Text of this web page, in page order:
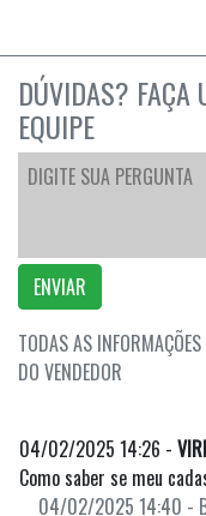
DÚVIDAS? FAÇA
EQUIPE
ENVIAR
TODAS AS
DO VENDEDOR
04/02/2025 14:26 -
Como saber se meu
04/02/2025 14:40 -